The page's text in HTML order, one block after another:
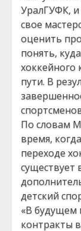
УралГУФК,
свое
оценить
понять,
хоккейного
пути. В
По словам
время,
переходе
существует
детский
«В будущем
контракты